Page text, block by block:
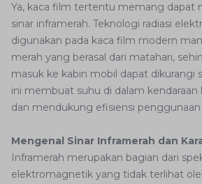
Ya, kaca film tertentu memang dapat
sinar inframerah. Teknologi radiasi
digunakan pada kaca film modern
merah yang berasal dari matahari,
masuk ke kabin mobil dapat dikurangi
ini membuat suhu di dalam kendaraan
dan mendukung efisiensi penggunaan
Mengenal Sinar Inframerah dan
Inframerah merupakan bagian dari
elektromagnetik yang tidak terlihat